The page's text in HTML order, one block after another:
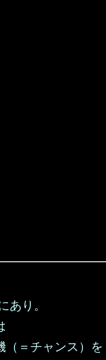
あり。
（＝チャンス）を